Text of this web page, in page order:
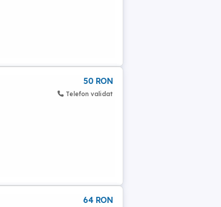
50 RON
Telefon validat
64 RON